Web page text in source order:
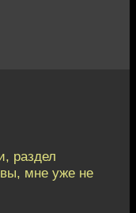
раздел
мне уже не